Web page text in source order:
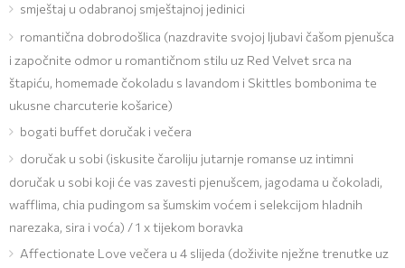
smještaj u odabranoj smještajnoj jedinici
romantična dobrodošlica (nazdravite svojoj ljubavi čašom pjenušca
i započnite odmor u romantičnom stilu uz Red Velvet srca na
štapiću, homemade čokoladu s lavandom i Skittles bombonima te
ukusne charcuterie košarice)
bogati buffet doručak i večera
doručak u sobi (iskusite čaroliju jutarnje romanse uz intimni
doručak u sobi koji će vas zavesti pjenušcem, jagodama u čokoladi,
wafflima, chia pudingom sa šumskim voćem i selekcijom hladnih
narezaka, sira i voća) / 1 x tijekom boravka
Affectionate Love večera u 4 slijeda (doživite nježne trenutke uz